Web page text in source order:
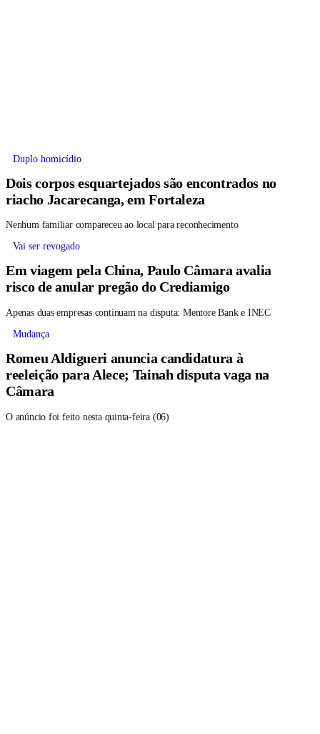
Duplo homicídio
Dois corpos esquartejados são encontrados no
riacho Jacarecanga, em Fortaleza
Nenhum familiar compareceu ao local para reconhecimento
Vai ser revogado
Em viagem pela China, Paulo Câmara avalia
risco de anular pregão do Crediamigo
Apenas duas empresas continuam na disputa: Mentore Bank e INEC
Mudança
Romeu Aldigueri anuncia candidatura à
reeleição para Alece; Tainah disputa vaga na
Câmara
O anúncio foi feito nesta quinta-feira (06)